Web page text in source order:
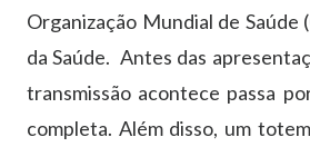
Organização Mundial de
da Saúde. Antes das
transmissão acontece passa
completa. Além disso, um